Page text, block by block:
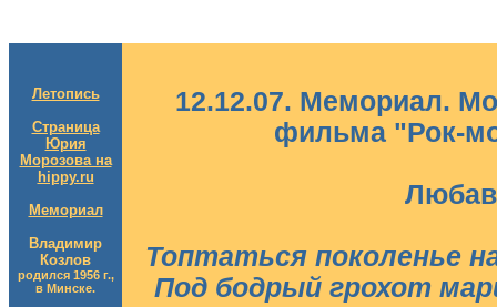
Летопись
Страница
Юрия
Морозова на
hippy.ru
Мемориал
Владимир
Козлов
родился 1956 г.,
в Минске.
12.12.07. Мемориал.
фильма "Рок-
Топтаться поколенье
Под бодрый грохот